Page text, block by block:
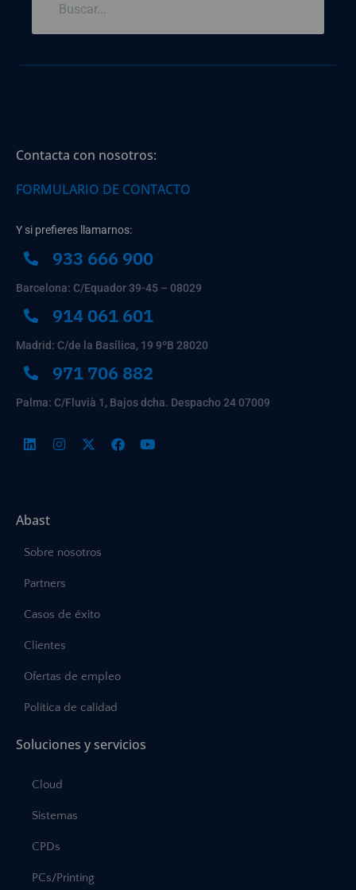
Contacta con nosotros:
FORMULARIO DE CONTACTO
Y si prefieres llamarnos:
933 666 900
Barcelona: C/Equador 39-45 – 08029
914 061 601
Madrid: C/de la Basílica, 19 9ºB 28020
971 706 882
Palma: C/Fluvià 1, Bajos dcha. Despacho 24 07009
Abast
Sobre nosotros
Partners
Casos de éxito
Clientes
Ofertas de empleo
Política de calidad
Soluciones y servicios
Cloud
Sistemas
CPDs
PCs/Printing